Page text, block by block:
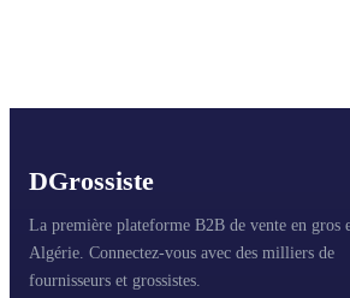
DGrossiste
La première plateforme B2B de vente en gros
Algérie. Connectez-vous avec des milliers de
fournisseurs et grossistes.